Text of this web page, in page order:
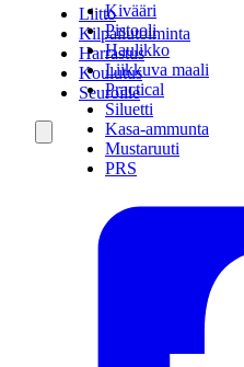
Kivääri
Pistooli
Haulikko
Liikkuva maali
Practical
Siluetti
Kasa-ammunta
Mustaruuti
PRS
Liitto
Kilpailutoiminta
Harrastus
Koulutus
Seuroille